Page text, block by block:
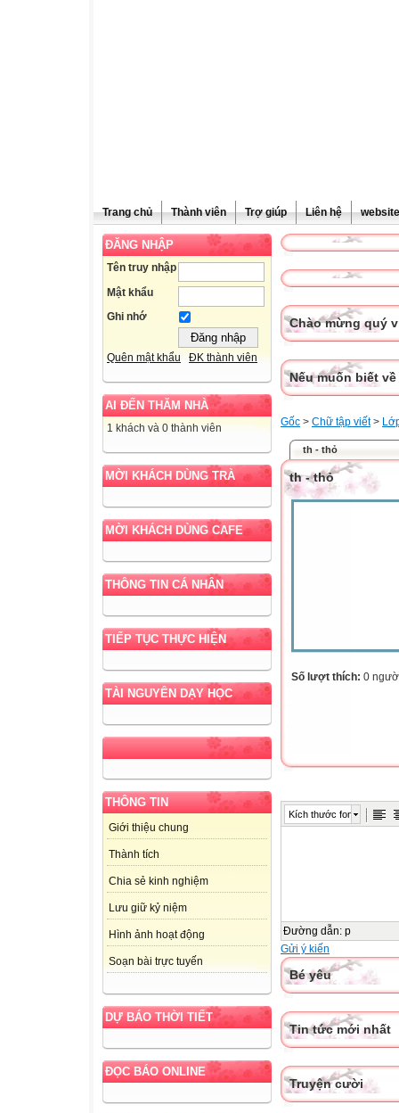
Trang chủ Thành viên Trợ giúp Liên hệ
ĐĂNG NHẬP
Tên truy nhập
Mật khẩu
Ghi nhớ
Quên mật khẩu ĐK thành viên
AI ĐẾN THĂM NHÀ
1 khách và 0 thành viên
MỜI KHÁCH DÙNG TRÀ
MỜI KHÁCH DÙNG CAFE
THÔNG TIN CÁ NHÂN
TIẾP TỤC THỰC HIỆN
TÀI NGUYÊN DẠY HỌC
THÔNG TIN
Giới thiệu chung
Thành tích
Chia sẻ kinh nghiệm
Lưu giữ kỷ niệm
Hình ảnh hoạt động
Soạn bài trực tuyến
DỰ BÁO THỜI TIẾT
ĐỌC BÁO ONLINE
Chào mừng quý
Nếu muốn biết
Gốc > Chữ tập viết>
th - thỏ
th - thỏ
Số lượt thích: 0
Kích thước font
Đường dẫn: p
Gửi ý kiến
Bé yêu
Tin tức mới nhất
Truyện cười